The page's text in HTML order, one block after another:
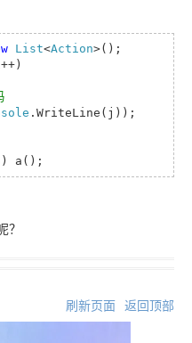
List<Action
.WriteLine(j));
？
刷新页面 返回顶部